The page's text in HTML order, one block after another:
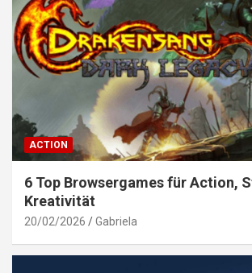
ACTION
6 Top Browsergames für Action,
Kreativität
20/02/2026 Gabriela